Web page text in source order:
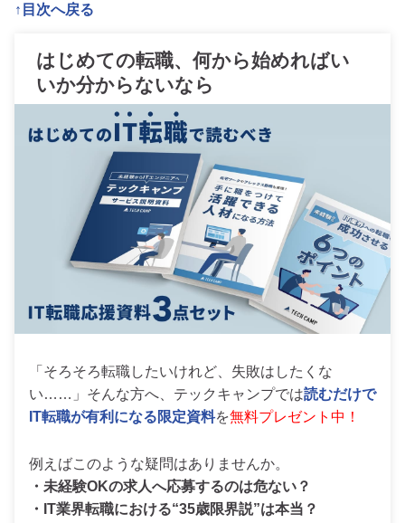
↑目次へ戻る
はじめての転職、何から始めればい
いか分からないなら
「そろそろ転職したいけれど、失敗はしたくな
い……」そんな方へ、テックキャンプでは読むだけで
IT転職が有利になる限定資料を無料プレゼント中！
例えばこのような疑問はありませんか。
・未経験OKの求人へ応募するのは危ない？
・IT業界転職における“35歳限界説”は本当？